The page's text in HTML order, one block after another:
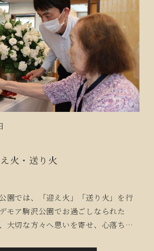
火・送り火
園では、「迎え火」「送り火」を行
モア駒沢公園でお過ごしなられた
大切な方々へ思いを寄せ、心落ち着